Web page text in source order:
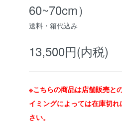
60~70cm）
送料・箱代込み
13,500円(内税)
※こちらの商品は店舗販売と
イミングによっては在庫切
さい。